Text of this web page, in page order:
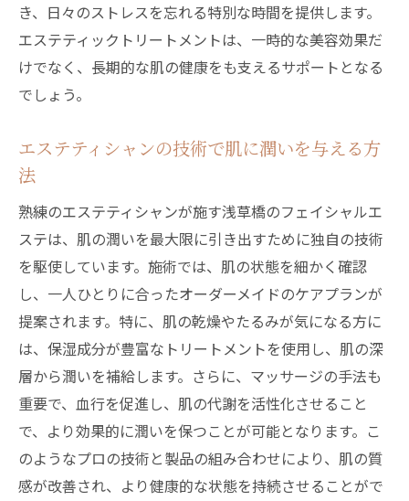
き、日々のストレスを忘れる特別な時間を提供します。
エステティックトリートメントは、一時的な美容効果だ
けでなく、長期的な肌の健康をも支えるサポートとなる
でしょう。
エステティシャンの技術で肌に潤いを与える方
法
熟練のエステティシャンが施す浅草橋のフェイシャルエ
ステは、肌の潤いを最大限に引き出すために独自の技術
を駆使しています。施術では、肌の状態を細かく確認
し、一人ひとりに合ったオーダーメイドのケアプランが
提案されます。特に、肌の乾燥やたるみが気になる方に
は、保湿成分が豊富なトリートメントを使用し、肌の深
層から潤いを補給します。さらに、マッサージの手法も
重要で、血行を促進し、肌の代謝を活性化させること
で、より効果的に潤いを保つことが可能となります。こ
のようなプロの技術と製品の組み合わせにより、肌の質
感が改善され、より健康的な状態を持続させることがで